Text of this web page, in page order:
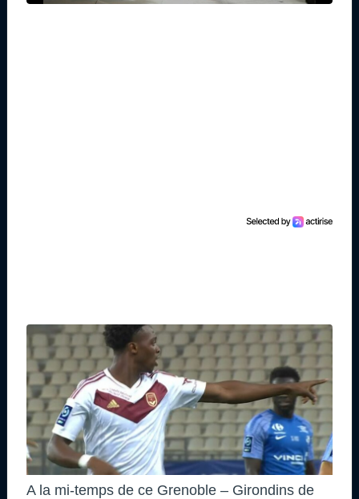
A la mi-temps de ce Grenoble – Girondins de